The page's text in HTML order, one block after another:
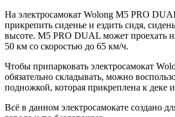
На электросамокат Wolong M5 PRO
прикрепить сиденье и ездить сидя,
высоте. M5 PRO DUAL может проехать
50 км со скоростью до 65 км/ч.
Чтобы припарковать электросамокат
обязательно складывать, можно
подножкой, которая прикреплена к деке
Всё в данном электросамокате создано